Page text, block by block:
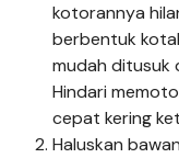
kotorannya
berbentuk
mudah ditusuk
Hindari
cepat kering
Haluskan